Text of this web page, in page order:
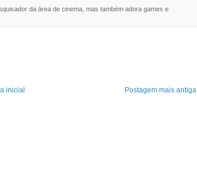
da área de cinema, mas também adora games e
Postagem mais antiga
inicial